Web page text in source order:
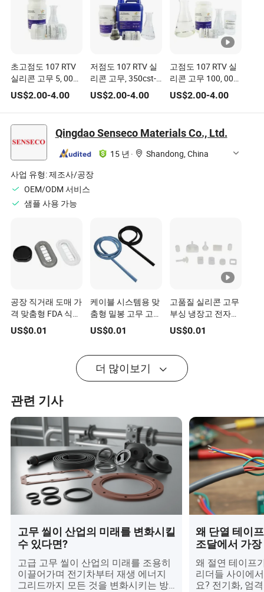
초고점도 107 RTV
실리콘 고무 5, 000,
000 cSt
US$2.00-4.00
저점도 107 RTV 실
리콘 고무, 350cst-
3, 000cst
US$2.00-4.00
고점도 107 RTV 실
리콘 고무 100, 000-
1, 000, 000 cSt
US$2.00-4.00
Qingdao Senseco Materials Co., Ltd.
15 년 ·
Shandong, China
사업 유형:제조사/공장
OEM/ODM 서비스
샘플 사용 가능
공장 직거래 도매 가
격 맞춤형 FDA 식품
등급 냉장고 식기세
척기 정수기 구조용
US$0.01
케이블 시스템용 맞
춤형 밀봉 고무 고무
링 니트릴 / NBR /
EPDM / 실리콘 고
US$0.01
고품질 실리콘 고무
부싱 냉장고 전자기
기 댐핑
US$0.01
더 많이보기
관련 기사
고무 씰이 산업의 미래를 변화시킬
수 있다면?
고급 고무 씰이 산업의 미래를 조용히
이끌어가며 전기차부터 재생 에너지
그리드까지 모든 것을 변화시키는 방
왜 단열 테이
조달에서 가
을까? 놀라운
왜 절연 테이프
리더들 사이에
요? 전기화, 엄